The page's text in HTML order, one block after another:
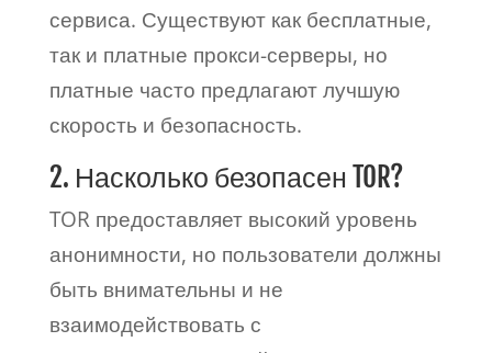
сервиса. Существуют как бесплатные,
так и платные прокси-серверы, но
платные часто предлагают лучшую
скорость и безопасность.
2. Насколько безопасен TOR?
TOR предоставляет высокий уровень
анонимности, но пользователи должны
быть внимательны и не
взаимодействовать с